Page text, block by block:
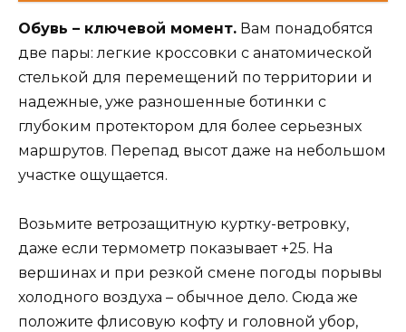
Обувь – ключевой момент. Вам понадобятся
две пары: легкие кроссовки с анатомической
стелькой для перемещений по территории и
надежные, уже разношенные ботинки с
глубоким протектором для более серьезных
маршрутов. Перепад высот даже на небольшом
участке ощущается.
Возьмите ветрозащитную куртку-ветровку,
даже если термометр показывает +25. На
вершинах и при резкой смене погоды порывы
холодного воздуха – обычное дело. Сюда же
положите флисовую кофту и головной убор,